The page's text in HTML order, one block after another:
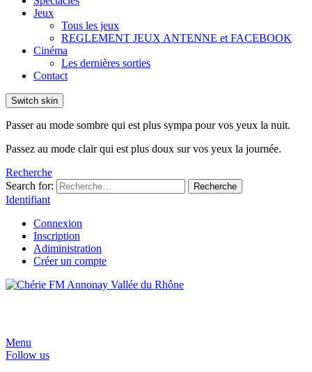
Jeux
Tous les jeux
REGLEMENT JEUX ANTENNE et FACEBOOK
Cinéma
Les dernières sorties
Contact
Switch skin
Passer au mode sombre qui est plus sympa pour vos yeux la nuit.
Passez au mode clair qui est plus doux sur vos yeux la journée.
Recherche
Search for:
Recherche
Identifiant
Connexion
Inscription
Adiministration
Créer un compte
Menu
Follow us